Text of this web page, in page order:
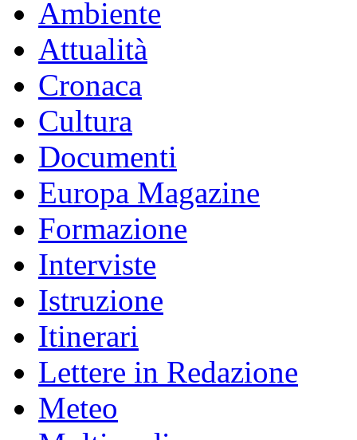
Ambiente
Attualità
Cronaca
Cultura
Documenti
Europa Magazine
Formazione
Interviste
Istruzione
Itinerari
Lettere in Redazione
Meteo